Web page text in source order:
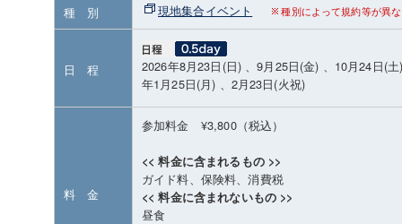
種 別 現地集合イベント 種別によって規約等が異
日 程
2026年8月23日(日) 、9月25日(金) 、10月24日(
年1月25日(月) 、2月23日(火祝)
料 金
参加料金 ¥3,800（税込）
<< 料金に含まれるもの >>
ガイド料、保険料、消費税
<< 料金に含まれないもの >>
昼食